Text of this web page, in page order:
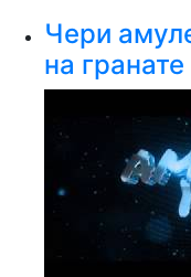
Чери
на гранате